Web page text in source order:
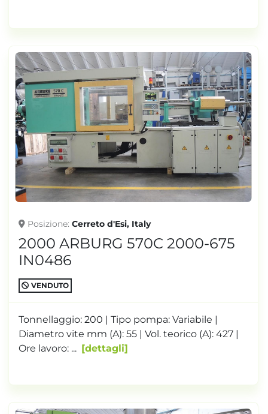
Posizione Cerreto d'Esi, Italy
2000 ARBURG 570C 2000-675
IN0486
VENDUTO
Tonnellaggio: 200 | Tipo pompa: Variabile |
Diametro vite mm (A): 55 | Vol. teorico (A): 427 |
Ore lavoro: ...
dettagli